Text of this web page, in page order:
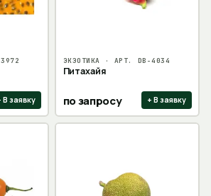
В заявку
ЭКЗОТИКА · АРТ. DB-4034
Питахайя
по запросу + В заявку